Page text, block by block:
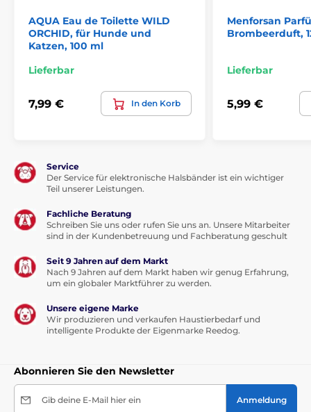
Das Produkt ist in Kategorien eingeteilt
Haustierbedarf
Haut und Fellpflege Parfüms
% Haustierbedarf
AQUA Eau de Toilette WILD
ORCHID, für Hunde und
Katzen, 100 ml
Lieferbar
7,99 € In den Korb
Menforsan
Brombeerduft,
Lieferbar
5,99 €
Service
Der Service für elektronische Halsbänder ist ein wichtiger
Teil unserer Leistungen.
Fachliche Beratung
Schreiben Sie uns oder rufen Sie uns an. Unsere Mitarbeiter
sind in der Kundenbetreuung und Fachberatung geschult
Seit 9 Jahren auf dem Markt
Nach 9 Jahren auf dem Markt haben wir genug Erfahrung,
um ein globaler Marktführer zu werden.
Unsere eigene Marke
Wir produzieren und verkaufen Haustierbedarf und
intelligente Produkte der Eigenmarke Reedog.
Abonnieren Sie den Newsletter
Gib deine E-Mail hier ein Anmeldung